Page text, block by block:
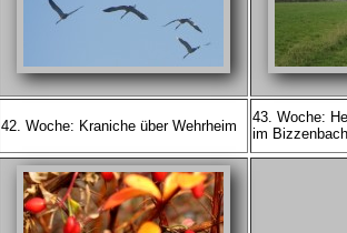
42. Woche: Kraniche über Wehrheim
43. Woche:
im